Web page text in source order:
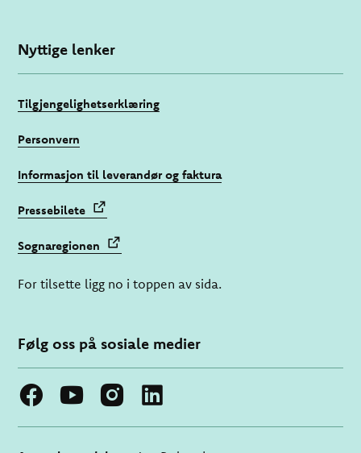
Nyttige lenker
Tilgjengelighetserklæring
Personvern
Informasjon til leverandør og faktura
Pressebilete
Sognaregionen
For tilsette ligg no i toppen av sida.
Følg oss på sosiale medier